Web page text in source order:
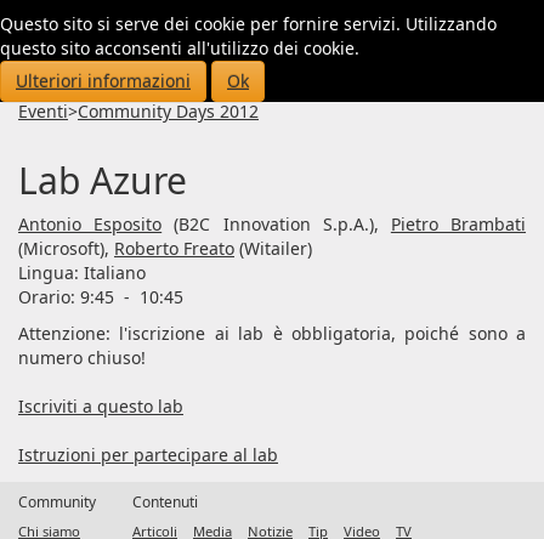
Questo sito si serve dei cookie per fornire servizi. Utilizzando
questo sito acconsenti all'utilizzo dei cookie.
Ulteriori informazioni
Ok
Eventi>Community Days 2012
Lab Azure
Antonio Esposito (B2C Innovation S.p.A.), Pietro Brambati
(Microsoft), Roberto Freato (Witailer)
Lingua: Italiano
Orario: 9:45 - 10:45
Attenzione: l'iscrizione ai lab è obbligatoria, poiché sono a
numero chiuso!
Iscriviti a questo lab
Istruzioni per partecipare al lab
Community
Chi siamo
Contenuti
Articoli Media Notizie Tip Video TV